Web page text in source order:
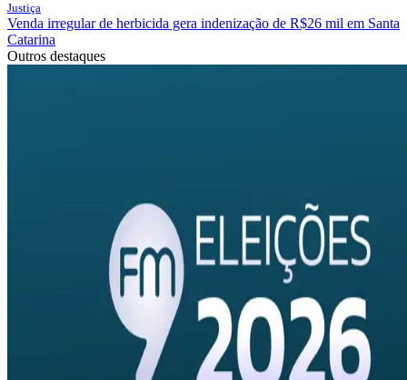
Justiça
Venda irregular de herbicida gera indenização de R$26 mil em Santa
Catarina
Outros destaques